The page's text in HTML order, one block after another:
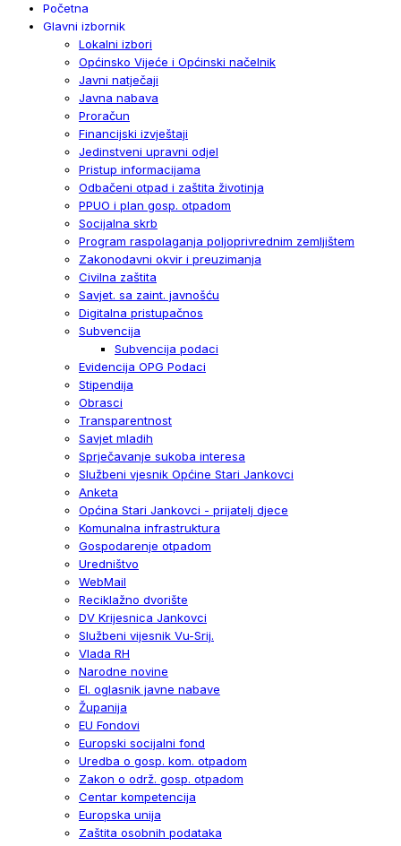
Početna
Glavni izbornik
Lokalni izbori
Općinsko Vijeće i Općinski načelnik
Javni natječaji
Javna nabava
Proračun
Financijski izvještaji
Jedinstveni upravni odjel
Pristup informacijama
Odbačeni otpad i zaštita životinja
PPUO i plan gosp. otpadom
Socijalna skrb
Program raspolaganja poljoprivrednim zemljištem
Zakonodavni okvir i preuzimanja
Civilna zaštita
Savjet. sa zaint. javnošću
Digitalna pristupačnos
Subvencija
Subvencija podaci
Evidencija OPG Podaci
Stipendija
Obrasci
Transparentnost
Savjet mladih
Sprječavanje sukoba interesa
Službeni vjesnik Općine Stari Jankovci
Anketa
Općina Stari Jankovci - prijatelj djece
Komunalna infrastruktura
Gospodarenje otpadom
Uredništvo
WebMail
Reciklažno dvorište
DV Krijesnica Jankovci
Službeni vijesnik Vu-Srij.
Vlada RH
Narodne novine
El. oglasnik javne nabave
Županija
EU Fondovi
Europski socijalni fond
Uredba o gosp. kom. otpadom
Zakon o održ. gosp. otpadom
Centar kompetencija
Europska unija
Zaštita osobnih podataka